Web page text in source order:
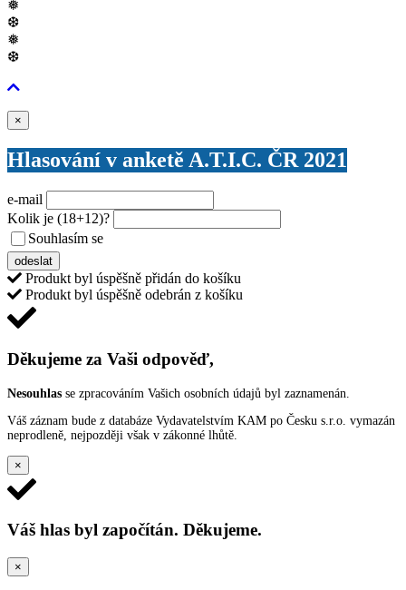
❅
❆
❅
❆
×
Hlasování v anketě A.T.I.C. ČR 2021
e-mail
Kolik je (18+12)?
Souhlasím se
odeslat
Produkt byl úspěšně přidán do košíku
Produkt byl úspěšně odebrán z košíku
Děkujeme za Vaši odpověď,
Nesouhlas se zpracováním Vašich osobních údajů byl zaznamenán.
Váš záznam bude z databáze Vydavatelstvím KAM po Česku s.r.o. vymazán
neprodleně, nejpozději však v zákonné lhůtě.
×
Váš hlas byl započítán. Děkujeme.
×